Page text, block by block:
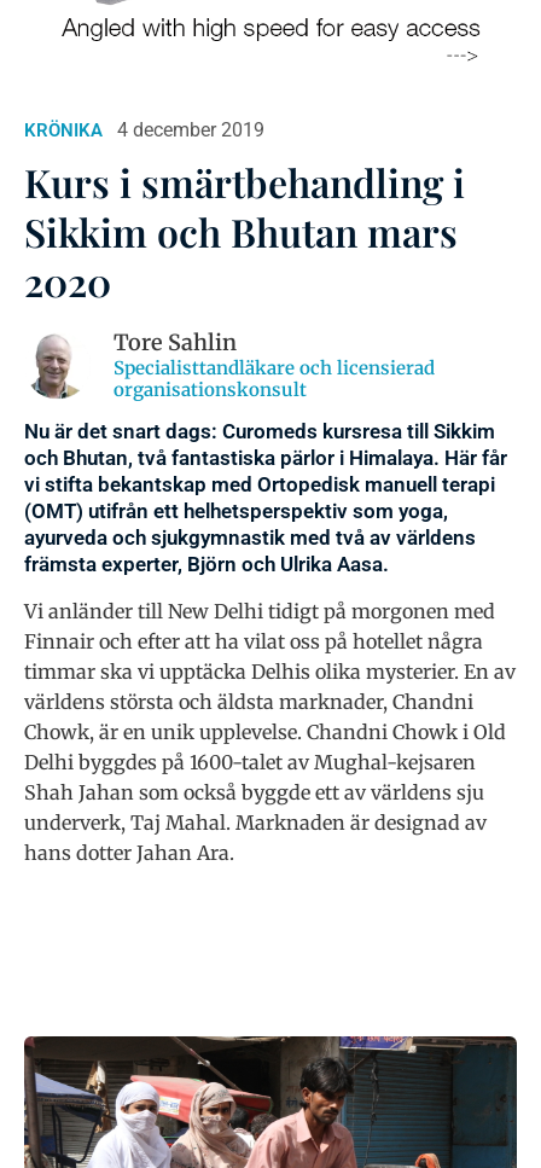
KRÖNIKA 4 december 2019
Kurs i smärtbehandling i
Sikkim och Bhutan mars
2020
Tore Sahlin
Specialisttandläkare och licensierad
organisationskonsult
Nu är det snart dags: Curomeds kursresa till Sikkim
och Bhutan, två fantastiska pärlor i Himalaya. Här får
vi stifta bekantskap med Ortopedisk manuell terapi
(OMT) utifrån ett helhetsperspektiv som yoga,
ayurveda och sjukgymnastik med två av världens
främsta experter, Björn och Ulrika Aasa.
Vi anländer till New Delhi tidigt på morgonen med
Finnair och efter att ha vilat oss på hotellet några
timmar ska vi upptäcka Delhis olika mysterier. En av
världens största och äldsta marknader, Chandni
Chowk, är en unik upplevelse. Chandni Chowk i Old
Delhi byggdes på 1600-talet av Mughal-kejsaren
Shah Jahan som också byggde ett av världens sju
underverk, Taj Mahal. Marknaden är designad av
hans dotter Jahan Ara.